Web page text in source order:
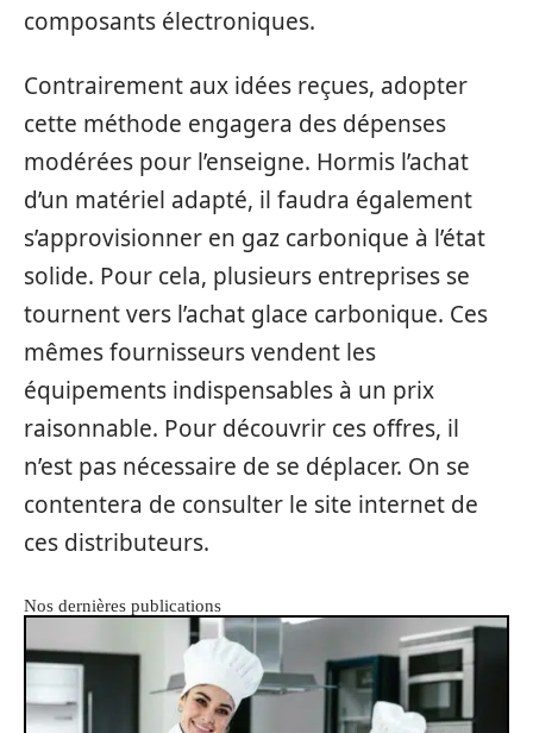
composants électroniques.
Contrairement aux idées reçues, adopter
cette méthode engagera des dépenses
modérées pour l’enseigne. Hormis l’achat
d’un matériel adapté, il faudra également
s’approvisionner en gaz carbonique à l’état
solide. Pour cela, plusieurs entreprises se
tournent vers l’achat glace carbonique. Ces
mêmes fournisseurs vendent les
équipements indispensables à un prix
raisonnable. Pour découvrir ces offres, il
n’est pas nécessaire de se déplacer. On se
contentera de consulter le site internet de
ces distributeurs.
Nos dernières publications